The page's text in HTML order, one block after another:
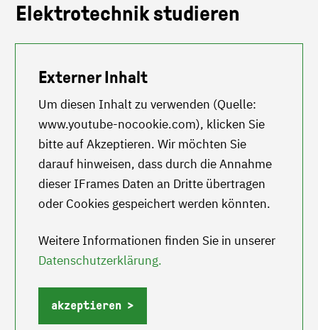
Elektrotechnik studieren
Externer Inhalt
Um diesen Inhalt zu verwenden (Quelle:
www.youtube-nocookie.com), klicken Sie
bitte auf Akzeptieren. Wir möchten Sie
darauf hinweisen, dass durch die Annahme
dieser IFrames Daten an Dritte übertragen
oder Cookies gespeichert werden könnten.
Weitere Informationen finden Sie in unserer
Datenschutzerklärung.
akzeptieren